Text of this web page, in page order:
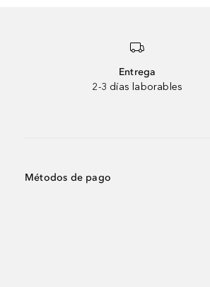
Entrega
2-3 días laborables
Métodos de pago